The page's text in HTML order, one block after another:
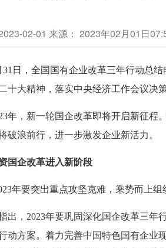
02-01 来源： 2023年02月01日
，全国国有企业改革三年行动总结
十大精神，落实中央经济工作会议决
，新一轮国企改革即将开启新征程
破浪前行，进一步激发企业新活力。
国企改革进入新阶段
要突出重点攻坚克难，乘势而上组
，2023年要巩固深化国企改革三年
动方案。着力完善中国特色国有企业